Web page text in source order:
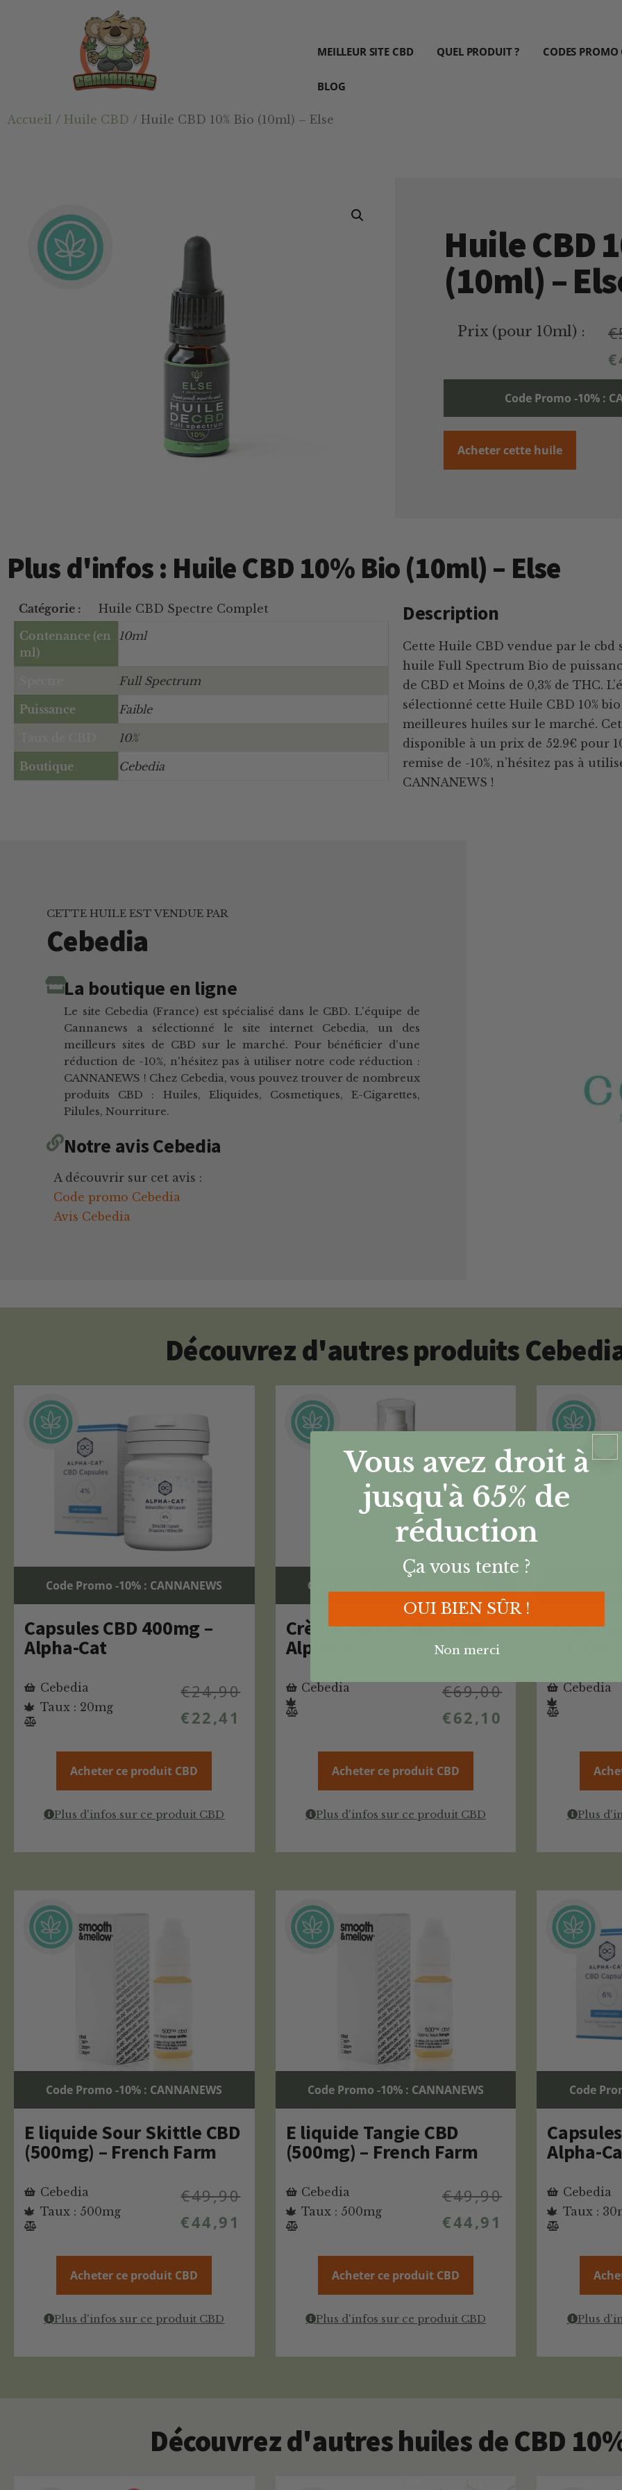
Cannanews.fr
MEILLEUR SITE CBD QUEL PRODUIT ? CODES PROMO
BLOG
Accueil / Huile CBD / Huile CBD 10% Bio (10ml) – Else
Huile CBD
(10ml) –
Prix (pour 10ml) : €
€
Code Promo -10% :
Acheter cette huile
Plus d'infos : Huile CBD 10% Bio (10ml) – Else
Catégorie :
Huile CBD Spectre Complet
Contenance (en
ml)
10ml
Full Spectrum
Puissance Faible
10%
Boutique Cebedia
Description
Cette Huile CBD vendue par le cbd
huile Full Spectrum Bio de
de CBD et Moins de 0,3% de THC.
sélectionné cette Huile CBD 10%
meilleures huiles sur le marché.
disponible à un prix de 52.9€ pour
remise de -10%, n’hésitez pas à
CANNANEWS !
CETTE HUILE EST VENDUE PAR
Cebedia
La boutique en ligne
Le site Cebedia (France) est spécialisé dans le CBD. L'équipe de
Cannanews a sélectionné le site internet Cebedia, un des
meilleurs sites de CBD sur le marché. Pour bénéficier d'une
réduction de -10%, n'hésitez pas à utiliser notre code réduction :
CANNANEWS ! Chez Cebedia, vous pouvez trouver de nombreux
produits CBD : Huiles, Eliquides, Cosmetiques, E-Cigarettes,
Pilules, Nourriture.
Notre avis Cebedia
A découvrir sur cet avis :
Code promo Cebedia
Avis Cebedia
Découvrez d'autres produits
Code Promo -10% : CANNANEWS
Capsules CBD 400mg –
Alpha-Cat
Cebedia
Taux : 20mg
€24,90
€22,41
Acheter ce produit CBD
Plus d'infos sur ce produit CBD
Code Promo -10% : CANNANEWS
Crème Jour et Nuit CBD
Alpinols
Cebedia €69,00
€62,10
Acheter ce produit CBD
Plus d'infos sur ce produit CBD
Huile
Cebedia
Plus
Code Promo -10% : CANNANEWS
E liquide Sour Skittle CBD
(500mg) – French Farm
Cebedia
Taux : 500mg
€49,90
€44,91
Acheter ce produit CBD
Plus d'infos sur ce produit CBD
Code Promo -10% : CANNANEWS
E liquide Tangie CBD
(500mg) – French Farm
Cebedia
Taux : 500mg
€49,90
€44,91
Acheter ce produit CBD
Plus d'infos sur ce produit CBD
Code
Alpha-
Cebedia
Taux :
Plus
Découvrez d'autres huiles de CBD
Vous avez droit à
jusqu'à 65% de
réduction
Ça vous tente ?
OUI BIEN SÛR !
Non merci